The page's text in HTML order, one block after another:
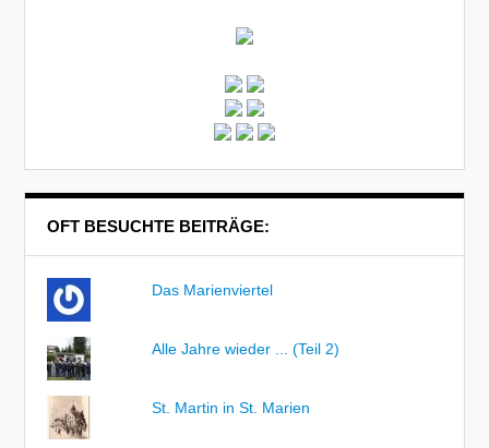
OFT BESUCHTE BEITRÄGE:
Das Marienviertel
Alle Jahre wieder ... (Teil 2)
St. Martin in St. Marien